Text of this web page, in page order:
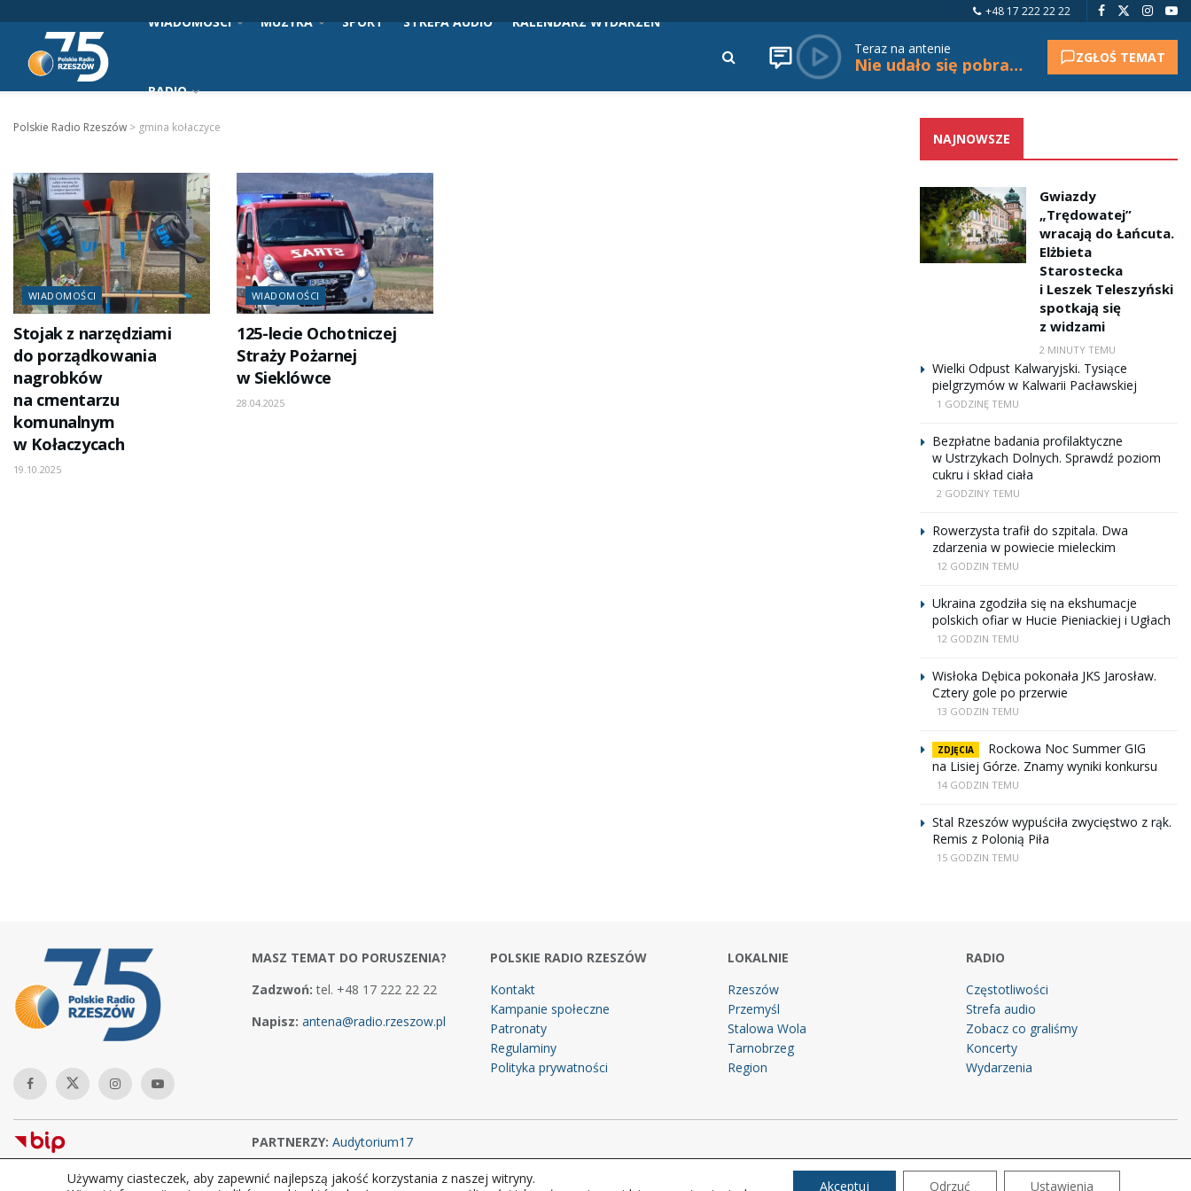
+48 17 222 22 22
WIADOMOŚCI MUZYKA SPORT STREFA AUDIO KALENDARZ WYDARZEŃ
RADIO
Teraz na antenie
Nie udało się pobrać tytułu. ZGŁOŚ TEMAT
Polskie Radio Rzeszów > gmina kołaczyce
WIADOMOŚCI
Stojak z narzędziami
do porządkowania
nagrobków
na cmentarzu
komunalnym
w Kołaczycach
19.10.2025
WIADOMOŚCI
125-lecie Ochotniczej
Straży Pożarnej
w Sieklówce
28.04.2025
NAJNOWSZE
Gwiazdy
„Trędowatej”
wracają do Łańcuta.
Elżbieta
Starostecka
i Leszek Teleszyński
spotkają się
z widzami
2 MINUTY TEMU
Wielki Odpust Kalwaryjski. Tysiące
pielgrzymów w Kalwarii Pacławskiej
1 GODZINĘ TEMU
Bezpłatne badania profilaktyczne
w Ustrzykach Dolnych. Sprawdź poziom
cukru i skład ciała
2 GODZINY TEMU
Rowerzysta trafił do szpitala. Dwa
zdarzenia w powiecie mieleckim
12 GODZIN TEMU
Ukraina zgodziła się na ekshumacje
polskich ofiar w Hucie Pieniackiej i Ugłach
12 GODZIN TEMU
Wisłoka Dębica pokonała JKS Jarosław.
Cztery gole po przerwie
13 GODZIN TEMU
ZDJĘCIA
Rockowa Noc Summer GIG
na Lisiej Górze. Znamy wyniki konkursu
14 GODZIN TEMU
Stal Rzeszów wypuściła zwycięstwo z rąk.
Remis z Polonią Piła
15 GODZIN TEMU
MASZ TEMAT DO PORUSZENIA?
Zadzwoń: tel. +48 17 222 22 22
Napisz: antena@radio.rzeszow.pl
POLSKIE RADIO RZESZÓW
Kontakt
Kampanie społeczne
Patronaty
Regulaminy
Polityka prywatności
LOKALNIE
Rzeszów
Przemyśl
Stalowa Wola
Tarnobrzeg
Region
RADIO
Częstotliwości
Strefa audio
Zobacz co graliśmy
Koncerty
Wydarzenia
PARTNERZY: Audytorium17
Copyright © 2026Polskie Radio Rzeszów S.A. w likwidacj. Wszelkie prawa zastrzeżone.
Używamy ciasteczek, aby zapewnić najlepszą jakość korzystania z naszej witryny.
Akceptuj Odrzuć Ustawienia